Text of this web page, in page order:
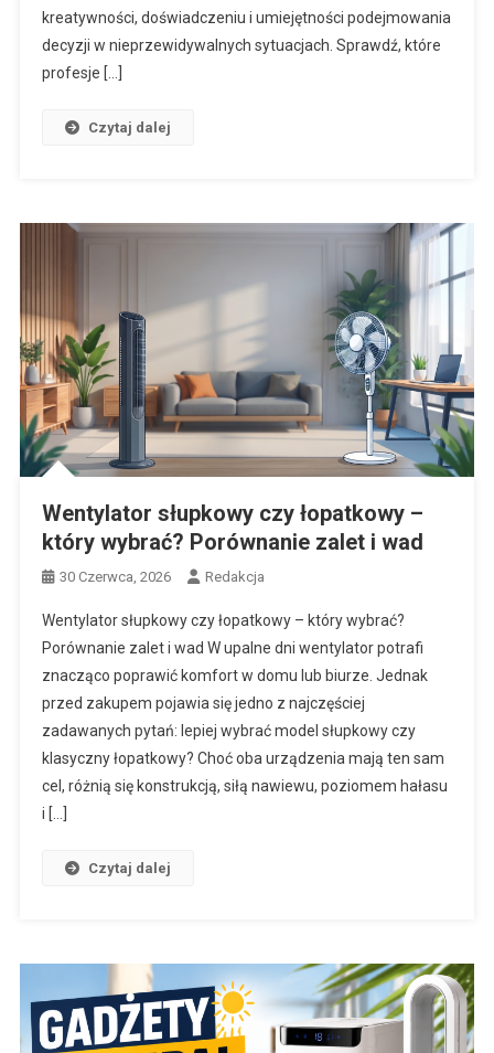
kreatywności, doświadczeniu i umiejętności podejmowania
decyzji w nieprzewidywalnych sytuacjach. Sprawdź, które
profesje […]
Czytaj dalej
Wentylator słupkowy czy łopatkowy –
który wybrać? Porównanie zalet i wad
30 Czerwca, 2026 Redakcja
Wentylator słupkowy czy łopatkowy – który wybrać?
Porównanie zalet i wad W upalne dni wentylator potrafi
znacząco poprawić komfort w domu lub biurze. Jednak
przed zakupem pojawia się jedno z najczęściej
zadawanych pytań: lepiej wybrać model słupkowy czy
klasyczny łopatkowy? Choć oba urządzenia mają ten sam
cel, różnią się konstrukcją, siłą nawiewu, poziomem hałasu
i […]
Czytaj dalej